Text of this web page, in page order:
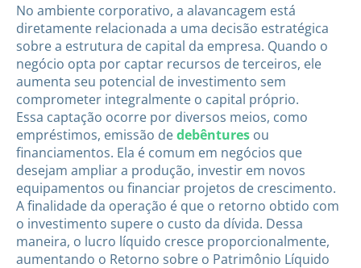
No ambiente corporativo, a alavancagem está
diretamente relacionada a uma decisão estratégica
sobre a estrutura de capital da empresa. Quando o
negócio opta por captar recursos de terceiros, ele
aumenta seu potencial de investimento sem
comprometer integralmente o capital próprio.
Essa captação ocorre por diversos meios, como
empréstimos, emissão dedebêntures ou
financiamentos. Ela é comum em negócios que
desejam ampliar a produção, investir em novos
equipamentos ou financiar projetos de crescimento.
A finalidade da operação é que o retorno obtido com
o investimento supere o custo da dívida. Dessa
maneira, o lucro líquido cresce proporcionalmente,
aumentando o Retorno sobre o Patrimônio Líquido